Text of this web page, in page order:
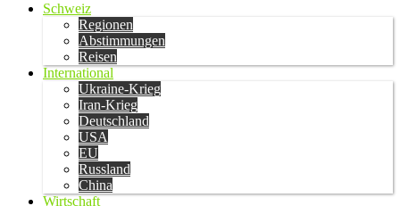
Schweiz
Regionen
Abstimmungen
Reisen
International
Ukraine-Krieg
Iran-Krieg
Deutschland
USA
EU
Russland
China
Wirtschaft